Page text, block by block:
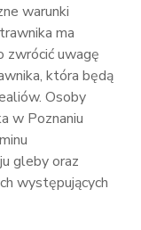
warunki
ma
zwrócić uwagę
która będą
Osoby
w Poznaniu
gleby oraz
występujących